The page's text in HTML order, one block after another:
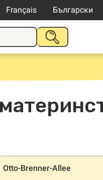
Français Български
НАЧАТЬ
Otto-Brenner-Allee